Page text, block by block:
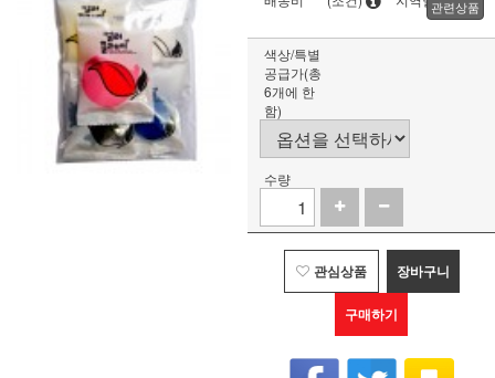
관련상품
색상/특별
공급가(총
6개에 한
함)
수량
관심상품 장바구니
구매하기